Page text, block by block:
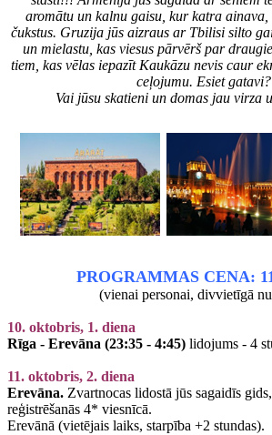
aromātu un kalnu gaisu, kur katra ainava,
čukstus. Gruzija jūs aizraus ar Tbilisi silto
un mielastu, kas viesus pārvērš par
tiem, kas vēlas iepazīt Kaukāzu nevis caur
ceļojumu. Esiet gatavi?
Vai jūsu skatieni un domas jau virza
PROGRAMMAS CENA:
(vienai personai, divvietīgā
10. oktobris, 1. diena
Rīga - Erevāna (23:35 - 4:45) lidojums - 4
11. oktobris, 2. diena
Erevāna. Zvartnocas lidostā jūs sagaidīs
reģistrēšanās 4* viesnīcā.
Erevānā (vietējais laiks, starpība +2 stundas).